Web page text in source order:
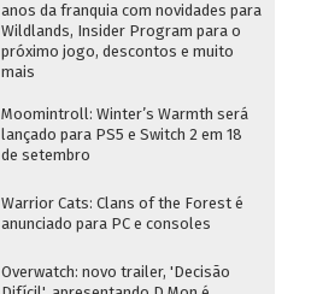
anos da franquia com novidades para
Wildlands, Insider Program para o
próximo jogo, descontos e muito
mais
Moomintroll: Winter’s Warmth será
lançado para PS5 e Switch 2 em 18
de setembro
Warrior Cats: Clans of the Forest é
anunciado para PC e consoles
Overwatch: novo trailer, 'Decisão